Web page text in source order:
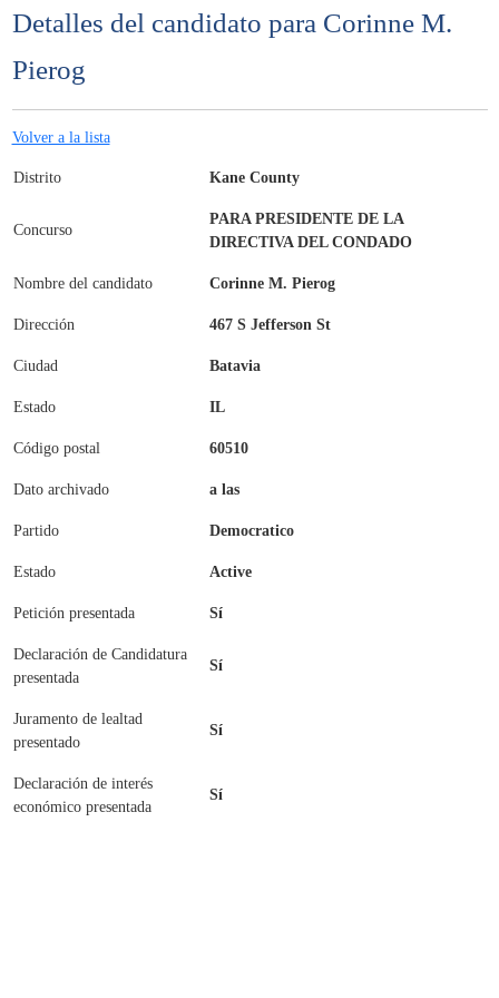
Detalles del candidato para Corinne M.
Pierog
Volver a la lista
Distrito Kane County
Concurso
PARA PRESIDENTE DE LA
DIRECTIVA DEL CONDADO
Nombre del candidato Corinne M. Pierog
Dirección 467 S Jefferson St
Ciudad Batavia
Estado IL
Código postal 60510
Dato archivado a las
Partido Democratico
Estado Active
Petición presentada Sí
Declaración de Candidatura
presentada
Sí
Juramento de lealtad
presentado
Sí
Declaración de interés
económico presentada
Sí